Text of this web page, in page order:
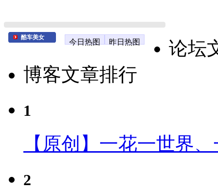
酷车美女
今日热图 昨日热图
论坛
博客文章排行
1
【原创】一花一世界
2